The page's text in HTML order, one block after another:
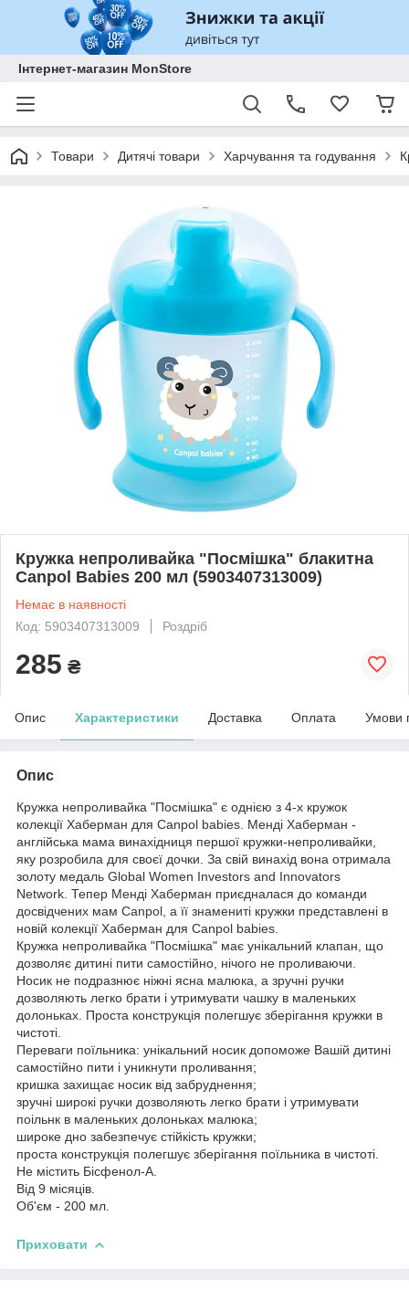
Інтернет-магазин MonStore
Товари Дитячі товари Харчування та годування
Кружка непроливайка "Посмішка" блакитна
Canpol Babies 200 мл (5903407313009)
Немає в наявності
Код: 5903407313009
Роздріб
285 ₴
Опис Характеристики Доставка Оплата Умови
Опис
Кружка непроливайка "Посмішка" є однією з 4-х кружок
колекції Хаберман для Canpol babies. Менді Хаберман -
англійська мама винахідниця першої кружки-непроливайки,
яку розробила для своєї дочки. За свій винахід вона отримала
золоту медаль Global Women Investors and Innovators
Network. Тепер Менді Хаберман приєдналася до команди
досвідчених мам Canpol, а її знамениті кружки представлені в
новій колекції Хаберман для Canpol babies.
Кружка непроливайка "Посмішка" має унікальний клапан, що
дозволяє дитині пити самостійно, нічого не проливаючи.
Носик не подразнює ніжні ясна малюка, а зручні ручки
дозволяють легко брати і утримувати чашку в маленьких
долоньках. Проста конструкція полегшує зберігання кружки в
чистоті.
Переваги поїльника: унікальний носик допоможе Вашій дитині
самостійно пити і уникнути проливання;
кришка захищає носик від забруднення;
зручні широкі ручки дозволяють легко брати і утримувати
поільнк в маленьких долоньках малюка;
широке дно забезпечує стійкість кружки;
проста конструкція полегшує зберігання поїльника в чистоті.
Не містить Бісфенол-А.
Від 9 місяців.
Об'єм - 200 мл.
Приховати